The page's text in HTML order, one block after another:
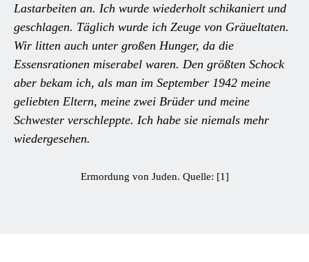
Lastarbeiten an. Ich wurde wiederholt schikaniert und
geschlagen. Täglich wurde ich Zeuge von Gräueltaten.
Wir litten auch unter großen Hunger, da die
Essensrationen miserabel waren. Den größten Schock
aber bekam ich, als man im September 1942 meine
geliebten Eltern, meine zwei Brüder und meine
Schwester verschleppte. Ich habe sie niemals mehr
wiedergesehen.
Ermordung von Juden. Quelle: [1]